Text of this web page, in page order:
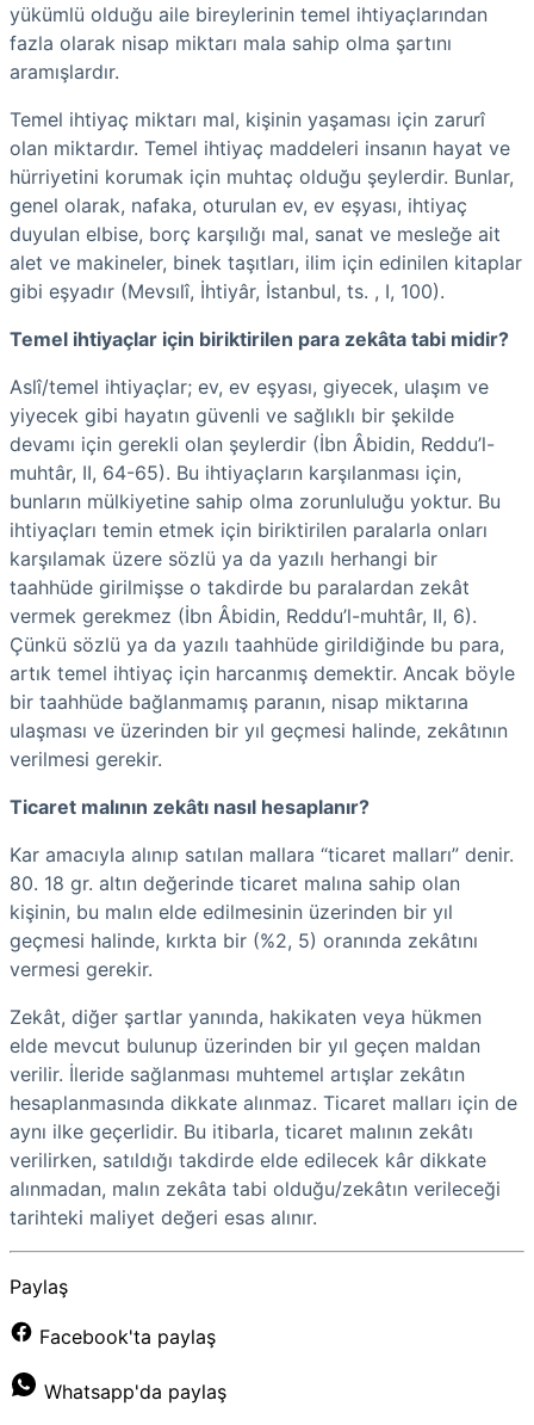
yükümlü olduğu aile bireylerinin temel ihtiyaçlarından
fazla olarak nisap miktarı mala sahip olma şartını
aramışlardır.
Temel ihtiyaç miktarı mal, kişinin yaşaması için zarurî
olan miktardır. Temel ihtiyaç maddeleri insanın hayat ve
hürriyetini korumak için muhtaç olduğu şeylerdir. Bunlar,
genel olarak, nafaka, oturulan ev, ev eşyası, ihtiyaç
duyulan elbise, borç karşılığı mal, sanat ve mesleğe ait
alet ve makineler, binek taşıtları, ilim için edinilen kitaplar
gibi eşyadır (Mevsılî, İhtiyâr, İstanbul, ts. , I, 100).
Temel ihtiyaçlar için biriktirilen para zekâta tabi midir?
Aslî/temel ihtiyaçlar; ev, ev eşyası, giyecek, ulaşım ve
yiyecek gibi hayatın güvenli ve sağlıklı bir şekilde
devamı için gerekli olan şeylerdir (İbn Âbidin, Reddu’l-
muhtâr, II, 64-65). Bu ihtiyaçların karşılanması için,
bunların mülkiyetine sahip olma zorunluluğu yoktur. Bu
ihtiyaçları temin etmek için biriktirilen paralarla onları
karşılamak üzere sözlü ya da yazılı herhangi bir
taahhüde girilmişse o takdirde bu paralardan zekât
vermek gerekmez (İbn Âbidin, Reddu’l-muhtâr, II, 6).
Çünkü sözlü ya da yazılı taahhüde girildiğinde bu para,
artık temel ihtiyaç için harcanmış demektir. Ancak böyle
bir taahhüde bağlanmamış paranın, nisap miktarına
ulaşması ve üzerinden bir yıl geçmesi halinde, zekâtının
verilmesi gerekir.
Ticaret malının zekâtı nasıl hesaplanır?
Kar amacıyla alınıp satılan mallara “ticaret malları” denir.
80. 18 gr. altın değerinde ticaret malına sahip olan
kişinin, bu malın elde edilmesinin üzerinden bir yıl
geçmesi halinde, kırkta bir (%2, 5) oranında zekâtını
vermesi gerekir.
Zekât, diğer şartlar yanında, hakikaten veya hükmen
elde mevcut bulunup üzerinden bir yıl geçen maldan
verilir. İleride sağlanması muhtemel artışlar zekâtın
hesaplanmasında dikkate alınmaz. Ticaret malları için de
aynı ilke geçerlidir. Bu itibarla, ticaret malının zekâtı
verilirken, satıldığı takdirde elde edilecek kâr dikkate
alınmadan, malın zekâta tabi olduğu/zekâtın verileceği
tarihteki maliyet değeri esas alınır.
Paylaş
Facebook'ta paylaş
Whatsapp'da paylaş